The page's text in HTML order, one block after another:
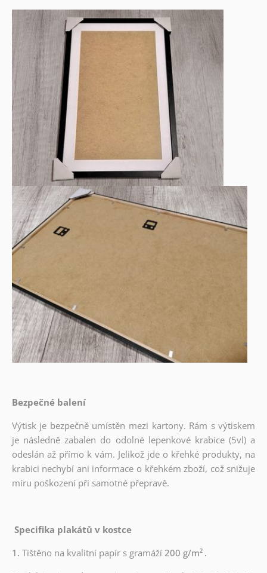
Bezpečné balení
Výtisk je bezpečně umístěn mezi kartony. Rám s výtiskem
je následně zabalen do odolné lepenkové krabice (5vl) a
odeslán až přímo k vám. Jelikož jde o křehké produkty, na
krabici nechybí ani informace o křehkém zboží, což snižuje
míru poškození při samotné přepravě.
Specifika plakátů v kostce
1. Tištěno na kvalitní papír s gramáží200 g/m² .